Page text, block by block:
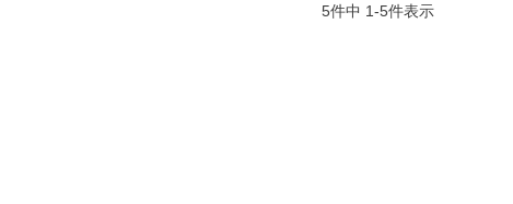
5件中 1-5件表示